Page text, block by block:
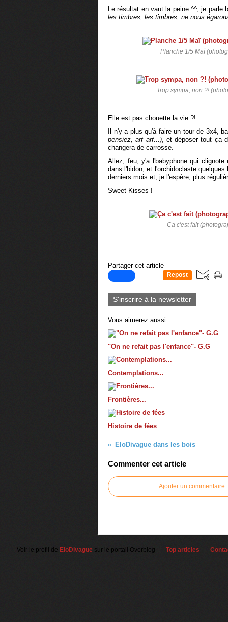
Le résultat en vaut la peine ^^, je
les timbres, les timbres, ne nous
Planche 1/5 Maï
Trop sympa, non ?!
Elle est pas chouette la vie ?!
Il n'y a plus qu'à faire un tour de 3x4,
pensiez, arf arf...), et déposer tout ça
changera de carrosse.
Allez, feu, y'a l'babyphone qui
dans l'bidon, et l'orchidoclaste
derniers mois et, je l'espère, plus
Sweet Kisses !
Ça c'est fait
Partager cet article
Repost
S'inscrire à la newsletter
Vous aimerez aussi :
"On ne refait pas l'enfance"- G.G
Contemplations...
Frontières...
Histoire de fées
EloDivague dans les bois
Commenter cet article
Ajouter un commentaire
Voir le profil de EloDivague sur le portail Overblog Top articles